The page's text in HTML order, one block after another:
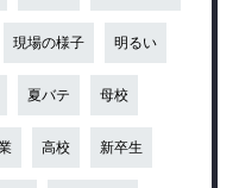
現場の様子 明るい
夏バテ 母校
高校 新卒生